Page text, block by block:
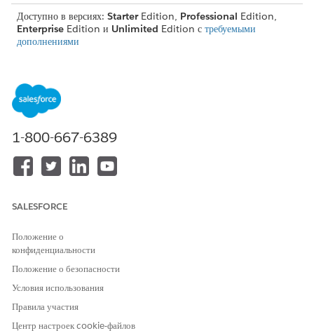
Доступно в версиях: StarterEdition, Professional Edition,
Enterprise Edition и Unlimited Edition с требуемыми
дополнениями
Для предоставления
пользователям доступа к
пользователям доступа к
процессам обслуживания:
Для поиска процесса обслуживания введите ключевые слова в
шрифтом в именах и описаниях, отображаемых в результатах
поиска. Категория отображается рядом с каждым процессом
1-800-667-6389
SALESFORCE
Положение о
конфиденциальности
Положение о безопасности
Условия использования
Правила участия
Центр настроек cookie-файлов